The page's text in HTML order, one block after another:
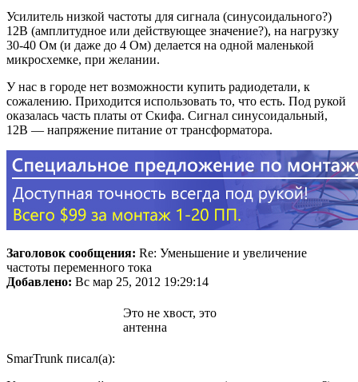
Усилитель низкой частоты для сигнала (синусоидального?)
12В (амплитудное или действующее значение?), на нагрузку
30-40 Ом (и даже до 4 Ом) делается на одной маленькой
микросхемке, при желании.
У нас в городе нет возможности купить радиодетали, к
сожалению. Приходится использовать то, что есть. Под рукой
оказалась часть платы от Скифа. Сигнал синусоидальный,
12В — напряжение питание от трансформатора.
Заголовок сообщения: Re: Уменьшение и увеличение
частоты переменного тока
Добавлено: Вс мар 25, 2012 19:29:14
Это не хвост, это
антенна
SmarTrunk писал(а):